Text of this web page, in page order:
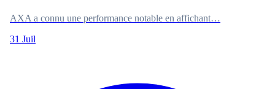
AXA a connu une performance notable en affichant…
31 Juil